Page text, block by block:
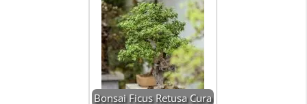
Bonsai Ficus Retusa Cura